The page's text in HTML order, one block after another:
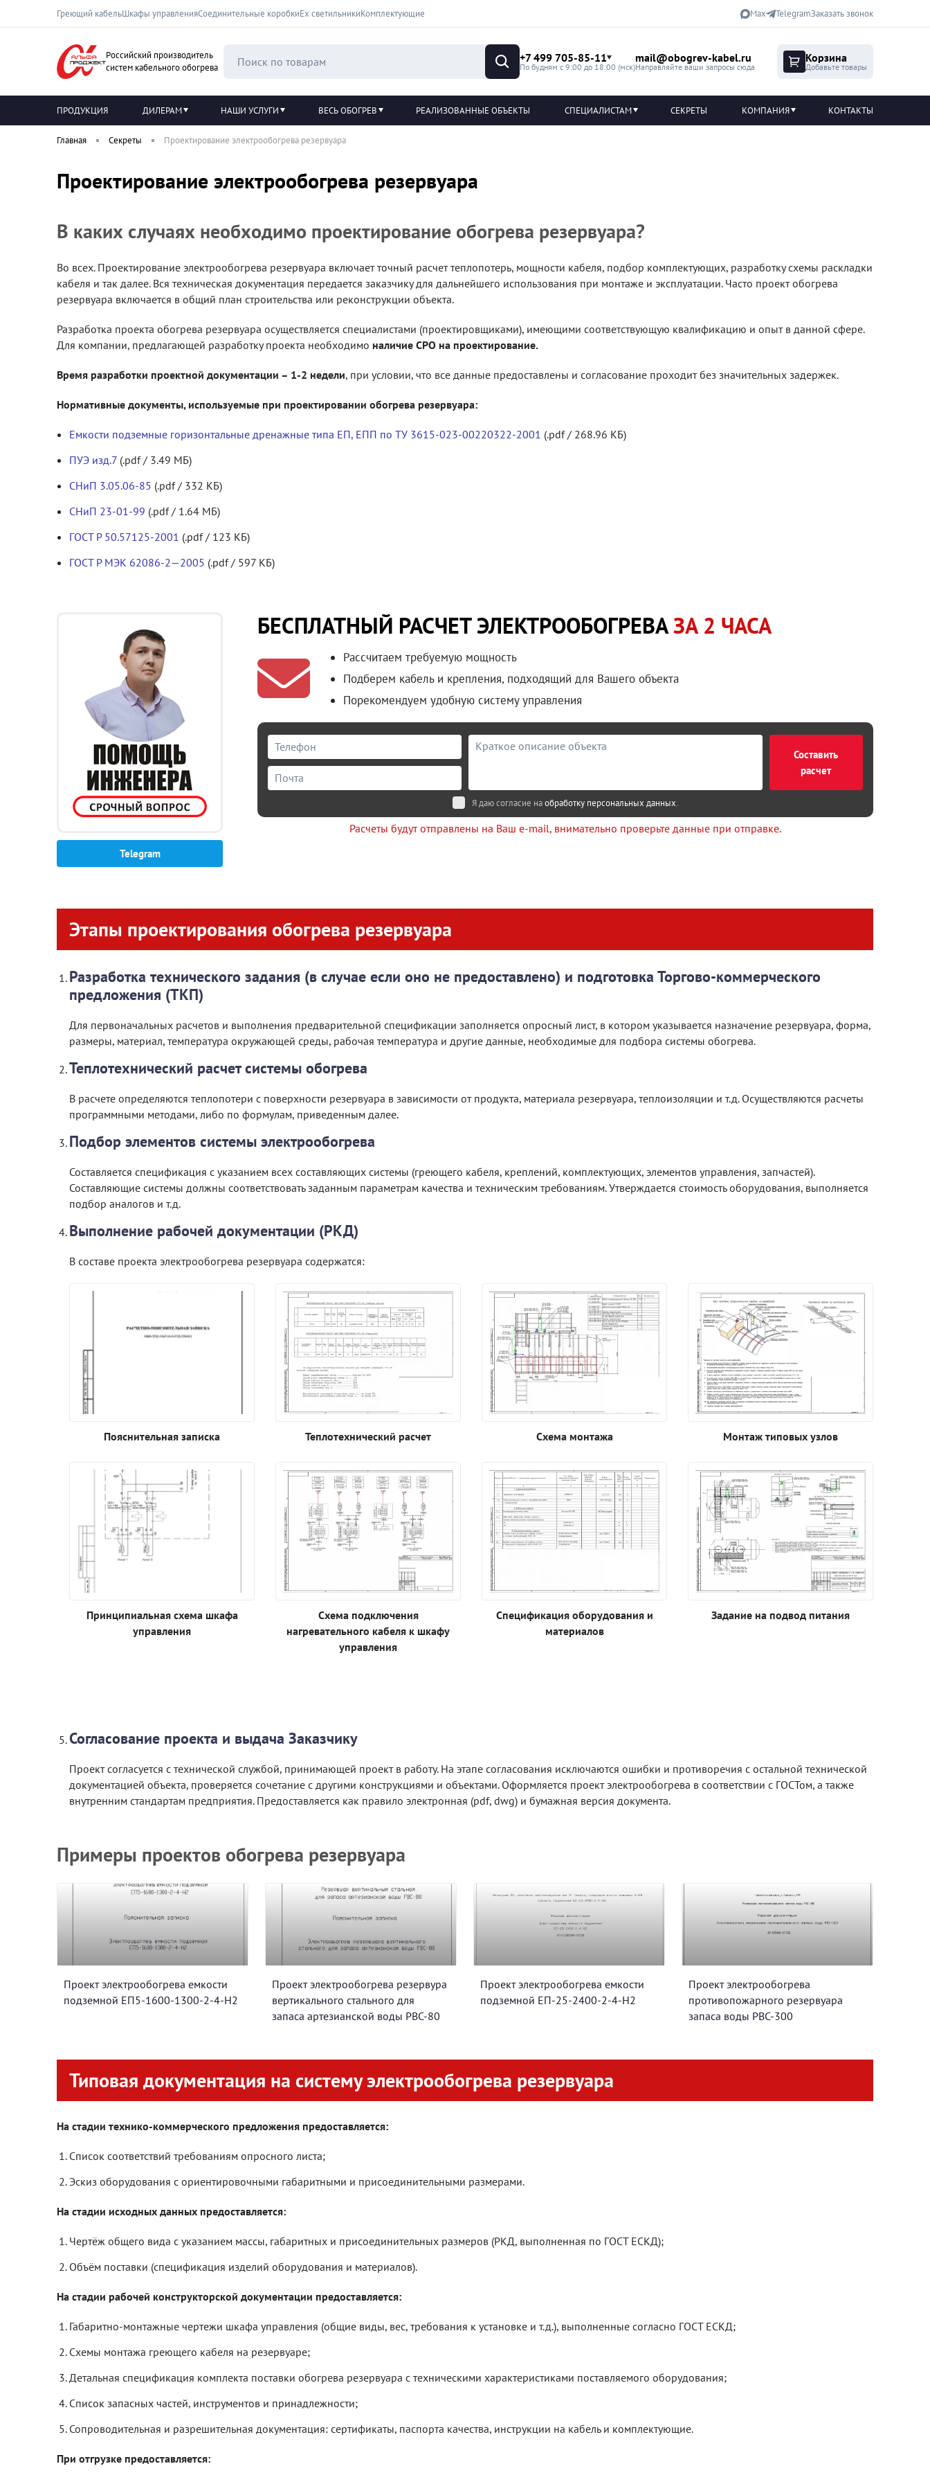
Греющий кабельШкафы управленияСоединительные коробкиЕх светильникиКомплектующие Max TelegramЗаказать звонок
Российский производитель
систем кабельного обогрева
+7 499 705-85-11
По будням с 9:00 до 18:00 (мск)
mail@obogrev-kabel.ru
Направляйте ваши запросы сюда
Корзина
Добавьте товары
ПРОДУКЦИЯ ДИЛЕРАМ НАШИ УСЛУГИ ВЕСЬ ОБОГРЕВ РЕАЛИЗОВАННЫЕ ОБЪЕКТЫ СПЕЦИАЛИСТАМ СЕКРЕТЫ КОМПАНИЯ КОНТАКТЫ
Главная Секреты Проектирование электрообогрева резервуара
Проектирование электрообогрева резервуара
В каких случаях необходимо проектирование обогрева резервуара?
Во всех. Проектирование электрообогрева резервуара включает точный расчет теплопотерь, мощности кабеля, подбор комплектующих, разработку схемы раскладки
кабеля и так далее. Вся техническая документация передается заказчику для дальнейшего использования при монтаже и эксплуатации. Часто проект обогрева
резервуара включается в общий план строительства или реконструкции объекта.
Разработка проекта обогрева резервуара осуществляется специалистами (проектировщиками), имеющими соответствующую квалификацию и опыт в данной сфере.
Для компании, предлагающей разработку проекта необходимо наличие СРО на проектирование.
Время разработки проектной документации – 1-2 недели, при условии, что все данные предоставлены и согласование проходит без значительных задержек.
Нормативные документы, используемые при проектировании обогрева резервуара:
Емкости подземные горизонтальные дренажные типа ЕП, ЕПП по ТУ 3615-023-00220322-2001 (.pdf / 268.96 КБ)
ПУЭ изд.7 (.pdf / 3.49 МБ)
СНиП 3.05.06-85 (.pdf / 332 КБ)
СНиП 23-01-99 (.pdf / 1.64 МБ)
ГОСТ Р 50.57125-2001 (.pdf / 123 КБ)
ГОСТ Р МЭК 62086-2—2005 (.pdf / 597 КБ)
Telegram
БЕСПЛАТНЫЙ РАСЧЕТ ЭЛЕКТРООБОГРЕВАЗА 2 ЧАСА
Рассчитаем требуемую мощность
Подберем кабель и крепления, подходящий для Вашего объекта
Порекомендуем удобную систему управления
Составить
расчет
Я даю согласие наобработку персональных данных.
Расчеты будут отправлены на Ваш e-mail, внимательно проверьте данные при отправке.
Этапы проектирования обогрева резервуара
Разработка технического задания (в случае если оно не предоставлено) и подготовка Торгово-коммерческого
предложения (ТКП)
Для первоначальных расчетов и выполнения предварительной спецификации заполняется опросный лист, в котором указывается назначение резервуара, форма,
размеры, материал, температура окружающей среды, рабочая температура и другие данные, необходимые для подбора системы обогрева.
Теплотехнический расчет системы обогрева
В расчете определяются теплопотери с поверхности резервуара в зависимости от продукта, материала резервуара, теплоизоляции и т.д. Осуществляются расчеты
программными методами, либо по формулам, приведенным далее.
Подбор элементов системы электрообогрева
Составляется спецификация с указанием всех составляющих системы (греющего кабеля, креплений, комплектующих, элементов управления, запчастей).
Составляющие системы должны соответствовать заданным параметрам качества и техническим требованиям. Утверждается стоимость оборудования, выполняется
подбор аналогов и т.д.
Выполнение рабочей документации (РКД)
В составе проекта электрообогрева резервуара содержатся:
Пояснительная записка Теплотехнический расчет Схема монтажа Монтаж типовых узлов
Принципиальная схема шкафа
управления
Схема подключения
нагревательного кабеля к шкафу
управления
Спецификация оборудования и
материалов
Задание на подвод питания
Согласование проекта и выдача Заказчику
Проект согласуется с технической службой, принимающей проект в работу. На этапе согласования исключаются ошибки и противоречия с остальной технической
документацией объекта, проверяется сочетание с другими конструкциями и объектами. Оформляется проект электрообогрева в соответствии с ГОСТом, а также
внутренним стандартам предприятия. Предоставляется как правило электронная (pdf, dwg) и бумажная версия документа.
Примеры проектов обогрева резервуара
Проект электрообогрева емкости
подземной ЕП5-1600-1300-2-4-Н2
Проект электрообогрева резервура
вертикального стального для
запаса артезианской воды РВС-80
Проект электрообогрева емкости
подземной ЕП-25-2400-2-4-Н2
Проект электрообогрева
противопожарного резервуара
запаса воды РВС-300
Типовая документация на систему электрообогрева резервуара
На стадии технико-коммерческого предложения предоставляется:
Список соответствий требованиям опросного листа;
Эскиз оборудования с ориентировочными габаритными и присоединительными размерами.
На стадии исходных данных предоставляется:
Чертёж общего вида с указанием массы, габаритных и присоединительных размеров (РКД, выполненная по ГОСТ ЕСКД);
Объём поставки (спецификация изделий оборудования и материалов).
На стадии рабочей конструкторской документации предоставляется:
Габаритно-монтажные чертежи шкафа управления (общие виды, вес, требования к установке и т.д.), выполненные согласно ГОСТ ЕСКД;
Схемы монтажа греющего кабеля на резервуаре;
Детальная спецификация комплекта поставки обогрева резервуара с техническими характеристиками поставляемого оборудования;
Список запасных частей, инструментов и принадлежности;
Сопроводительная и разрешительная документация: сертификаты, паспорта качества, инструкции на кабель и комплектующие.
При отгрузке предоставляется: